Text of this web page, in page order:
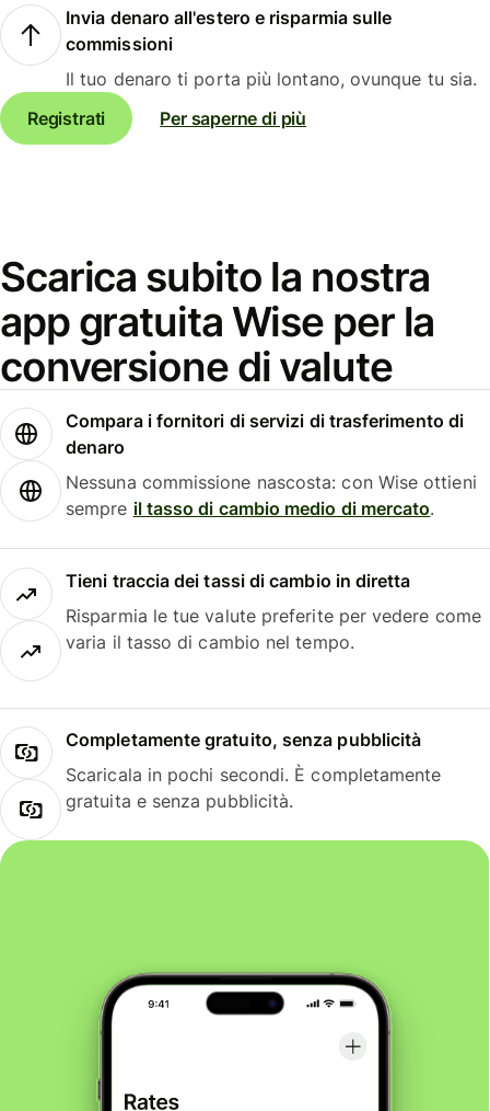
Invia denaro all'estero e risparmia sulle
commissioni
Il tuo denaro ti porta più lontano, ovunque tu sia.
Registrati
Per saperne di più
Scarica subito la nostra
app gratuita Wise per la
conversione di valute
Compara i fornitori di servizi di trasferimento di
denaro
Nessuna commissione nascosta: con Wise ottieni
sempre il tasso di cambio medio di mercato.
Tieni traccia dei tassi di cambio in diretta
Risparmia le tue valute preferite per vedere come
varia il tasso di cambio nel tempo.
Completamente gratuito, senza pubblicità
Scaricala in pochi secondi. È completamente
gratuita e senza pubblicità.